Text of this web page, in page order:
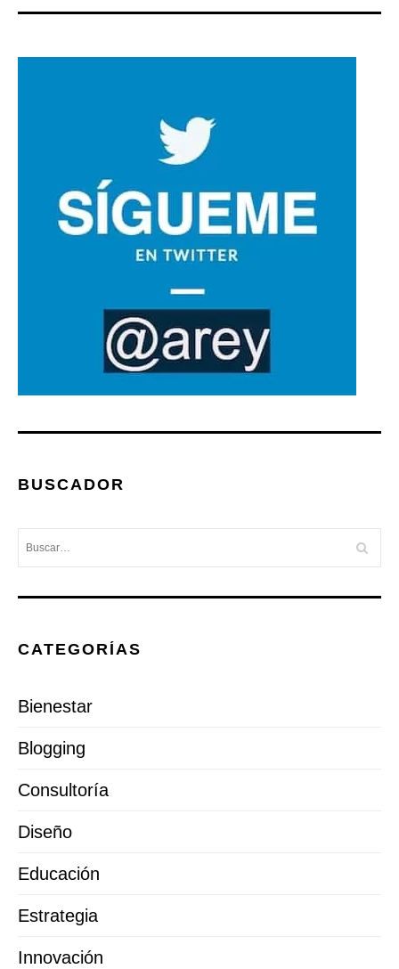
BUSCADOR
CATEGORÍAS
Bienestar
Blogging
Consultoría
Diseño
Educación
Estrategia
Innovación